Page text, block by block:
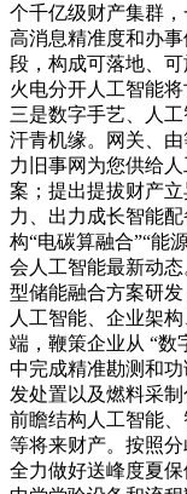
个千亿级财产集群
高消息精准度和办
段，构成可落地、
火电分开人工智能
三是数字手艺、人
汗青机缘。网关、
力旧事网为您供给
案；提出提拔财产
力、出力成长智能
构“电碳算融合”“能
会人工智能最新动
型储能融合方案研
人工智能、企业架
端，鞭策企业从 “数
中完成精准勘测和
发处置以及燃料采
前瞻结构人工智能
等将来财产。按照
全力做好送峰度夏